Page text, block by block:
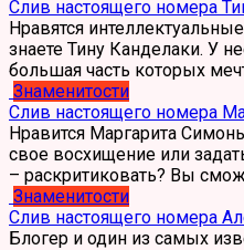
Слив настоящего номера
Нравятся
знаете Тину Канделаки. У
большая часть которых
Знаменитости
Слив настоящего номера
Нравится Маргарита
свое восхищение или
– раскритиковать? Вы
Знаменитости
Слив настоящего номера
Блогер и один из самых